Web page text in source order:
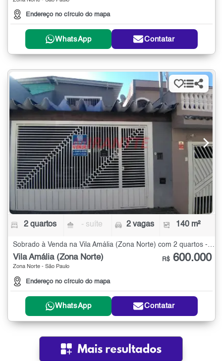
Endereço no círculo do mapa
WhatsApp Contatar
2 quartos - suíte 2 vagas 140 m²
Sobrado à Venda na Vila Amália (Zona Norte) com 2 quartos - 140 m²
Vila Amália (Zona Norte)
Zona Norte - São Paulo
Endereço no círculo do mapa
R$ 600.000
WhatsApp Contatar